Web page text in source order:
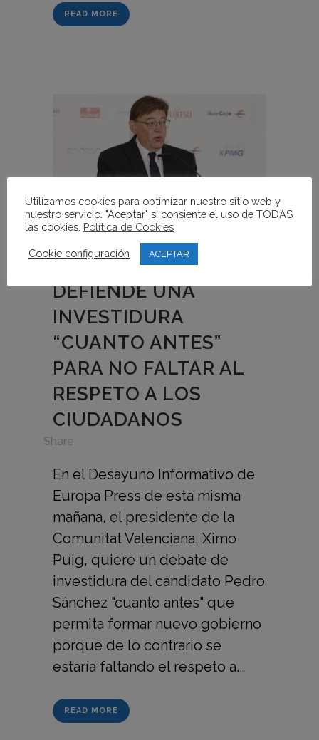
READ MORE
02 JUL XIMO PUIG
DEFIENDE UNA
INVESTIDURA
“CUANTO ANTES”
PARA NO FALTAR AL
RESPETO A LOS
CIUDADANOS
Share
En el Desayuno Informativo de
Europa Press de esta misma
mañana, el presidente de la
Comunitat Valenciana, Ximo
Puig, quiere un debate de
investidura del candidato Pedro
Sánchez "cuanto antes" que
permita formar nuevo gobierno
porque de lo contrario se
estaría faltando el respeto a...
READ MORE
Utilizamos cookies para optimizar nuestro sitio web y
nuestro servicio. "Aceptar" si consiente el uso de TODAS
las cookies. Política de Cookies
Cookie configuración ACEPTAR